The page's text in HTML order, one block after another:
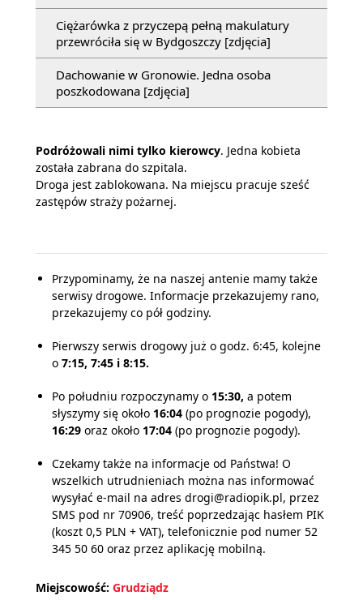
Ciężarówka z przyczepą pełną makulatury
przewróciła się w Bydgoszczy [zdjęcia]
Dachowanie w Gronowie. Jedna osoba
poszkodowana [zdjęcia]
Podróżowali nimi tylko kierowcy. Jedna kobieta
została zabrana do szpitala.
Droga jest zablokowana. Na miejscu pracuje sześć
zastępów straży pożarnej.
Przypominamy, że na naszej antenie mamy także
serwisy drogowe. Informacje przekazujemy rano,
przekazujemy co pół godziny.
Pierwszy serwis drogowy już o godz. 6:45, kolejne
o 7:15, 7:45 i 8:15.
Po południu rozpoczynamy o 15:30, a potem
słyszymy się około 16:04 (po prognozie pogody),
16:29 oraz około 17:04 (po prognozie pogody).
Czekamy także na informacje od Państwa! O
wszelkich utrudnieniach można nas informować
wysyłać e-mail na adres drogi@radiopik.pl, przez
SMS pod nr 70906, treść poprzedzając hasłem PIK
(koszt 0,5 PLN + VAT), telefonicznie pod numer 52
345 50 60 oraz przez aplikację mobilną.
Miejscowość: Grudziądz